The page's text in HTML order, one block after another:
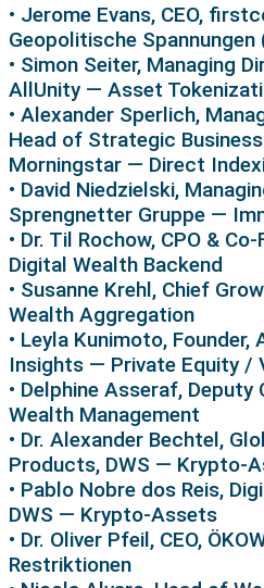
• Jerome Evans, CEO,
Geopolitische
• Simon Seiter, Managing
AllUnity — Asset
• Alexander Sperlich,
Head of Strategic
Morningstar — Direct
• David Niedzielski,
Sprengnetter Gruppe —
• Dr. Til Rochow, CPO &
Digital Wealth Backend
• Susanne Krehl, Chief
Wealth Aggregation
• Leyla Kunimoto,
Insights — Private Equity /
• Delphine Asseraf, Deputy
Wealth Management
• Dr. Alexander Bechtel,
Products, DWS — Krypto-
• Pablo Nobre dos Reis,
DWS — Krypto-Assets
• Dr. Oliver Pfeil, CEO,
Restriktionen